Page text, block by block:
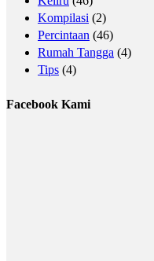
Kompilasi (2)
Percintaan (46)
Rumah Tangga (4)
Tips (4)
Facebook Kami